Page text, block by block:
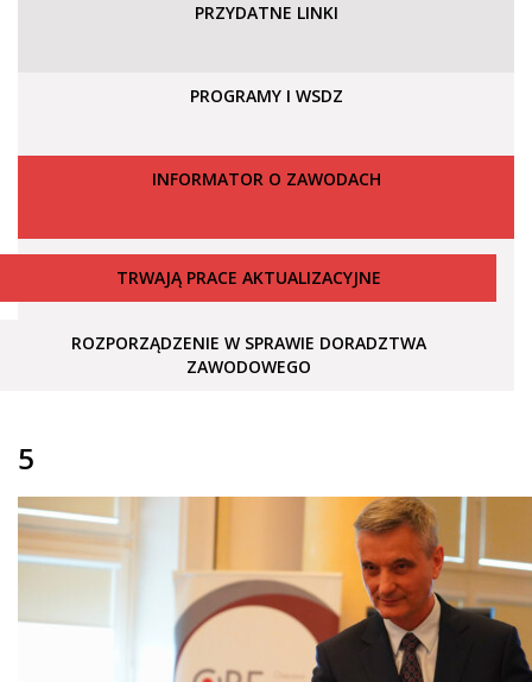
PRZYDATNE LINKI
PROGRAMY I WSDZ
INFORMATOR O ZAWODACH
TRWAJĄ PRACE AKTUALIZACYJNE
ROZPORZĄDZENIE W SPRAWIE DORADZTWA
ZAWODOWEGO
5